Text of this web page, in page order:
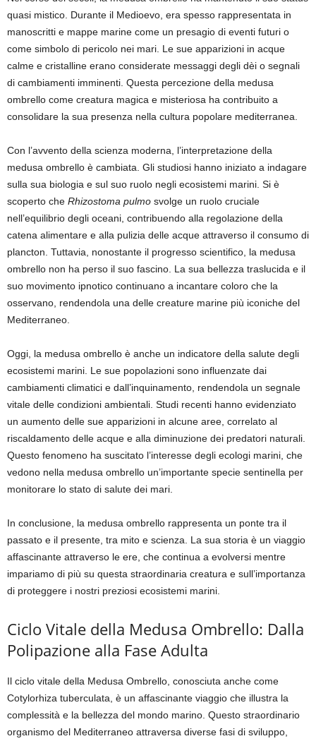
quasi mistico. Durante il Medioevo, era spesso rappresentata in
manoscritti e mappe marine come un presagio di eventi futuri o
come simbolo di pericolo nei mari. Le sue apparizioni in acque
calme e cristalline erano considerate messaggi degli dèi o segnali
di cambiamenti imminenti. Questa percezione della medusa
ombrello come creatura magica e misteriosa ha contribuito a
consolidare la sua presenza nella cultura popolare mediterranea.
Con l’avvento della scienza moderna, l’interpretazione della
medusa ombrello è cambiata. Gli studiosi hanno iniziato a indagare
sulla sua biologia e sul suo ruolo negli ecosistemi marini. Si è
scoperto che Rhizostoma pulmo svolge un ruolo cruciale
nell’equilibrio degli oceani, contribuendo alla regolazione della
catena alimentare e alla pulizia delle acque attraverso il consumo di
plancton. Tuttavia, nonostante il progresso scientifico, la medusa
ombrello non ha perso il suo fascino. La sua bellezza traslucida e il
suo movimento ipnotico continuano a incantare coloro che la
osservano, rendendola una delle creature marine più iconiche del
Mediterraneo.
Oggi, la medusa ombrello è anche un indicatore della salute degli
ecosistemi marini. Le sue popolazioni sono influenzate dai
cambiamenti climatici e dall’inquinamento, rendendola un segnale
vitale delle condizioni ambientali. Studi recenti hanno evidenziato
un aumento delle sue apparizioni in alcune aree, correlato al
riscaldamento delle acque e alla diminuzione dei predatori naturali.
Questo fenomeno ha suscitato l’interesse degli ecologi marini, che
vedono nella medusa ombrello un’importante specie sentinella per
monitorare lo stato di salute dei mari.
In conclusione, la medusa ombrello rappresenta un ponte tra il
passato e il presente, tra mito e scienza. La sua storia è un viaggio
affascinante attraverso le ere, che continua a evolversi mentre
impariamo di più su questa straordinaria creatura e sull’importanza
di proteggere i nostri preziosi ecosistemi marini.
Ciclo Vitale della Medusa Ombrello: Dalla
Polipazione alla Fase Adulta
Il ciclo vitale della Medusa Ombrello, conosciuta anche come
Cotylorhiza tuberculata, è un affascinante viaggio che illustra la
complessità e la bellezza del mondo marino. Questo straordinario
organismo del Mediterraneo attraversa diverse fasi di sviluppo,